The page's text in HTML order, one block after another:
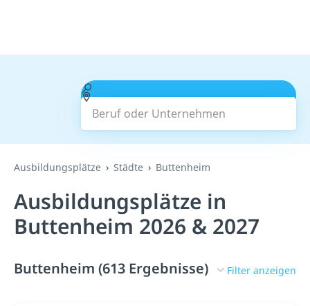
Beruf oder Unternehmen
Suchen
Ausbildungsplätze Städte Buttenheim
Ausbildungsplätze in
Buttenheim 2026 & 2027
Buttenheim (613 Ergebnisse) Filter anzeigen